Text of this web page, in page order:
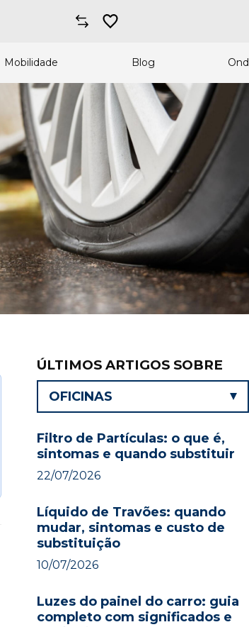
Mobilidade Blog
ÚLTIMOS ARTIGOS SOBRE
OFICINAS
Filtro de Partículas: o que é,
sintomas e quando substituir
22/07/2026
Líquido de Travões: quando
mudar, sintomas e custo de
substituição
10/07/2026
Luzes do painel do carro: guia
completo com significados e